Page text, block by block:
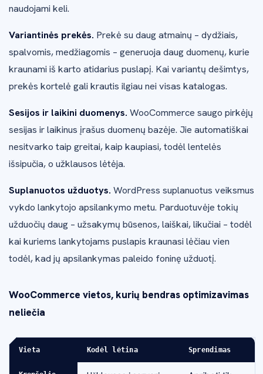
naudojami keli.
Variantinės prekės. Prekė su daug atmainų – dydžiais,
spalvomis, medžiagomis – generuoja daug duomenų, kurie
kraunami iš karto atidarius puslapį. Kai variantų dešimtys,
prekės kortelė gali krautis ilgiau nei visas katalogas.
Sesijos ir laikini duomenys. WooCommerce saugo pirkėjų
sesijas ir laikinus įrašus duomenų bazėje. Jie automatiškai
nesitvarko taip greitai, kaip kaupiasi, todėl lentelės
išsipučia, o užklausos lėtėja.
Suplanuotos užduotys. WordPress suplanuotus veiksmus
vykdo lankytojo apsilankymo metu. Parduotuvėje tokių
užduočių daug – užsakymų būsenos, laiškai, likučiai – todėl
kai kuriems lankytojams puslapis kraunasi lėčiau vien
todėl, kad jų apsilankymas paleido foninę užduotį.
WooCommerce vietos, kurių bendras optimizavimas
neliečia
Vieta Kodėl lėtina Sprendimas